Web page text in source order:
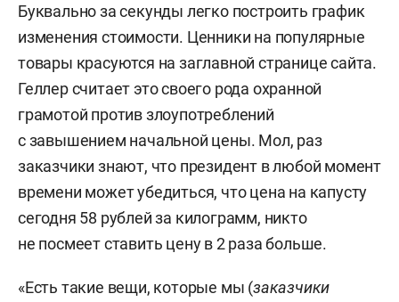
Буквально за секунды легко построить график
изменения стоимости. Ценники на популярные
товары красуются на заглавной странице сайта.
Геллер считает это своего рода охранной
грамотой против злоупотреблений
с завышением начальной цены. Мол, раз
заказчики знают, что президент в любой момент
времени может убедиться, что цена на капусту
сегодня 58 рублей за килограмм, никто
не посмеет ставить цену в 2 раза больше.
«Есть такие вещи, которые мы (заказчики